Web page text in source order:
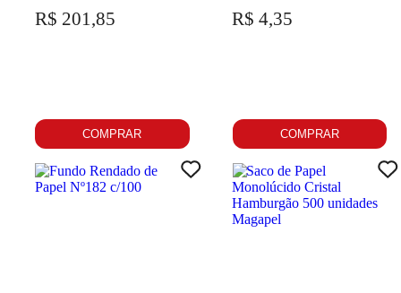
R$ 201,85
COMPRAR
R$ 4,35
COMPRAR